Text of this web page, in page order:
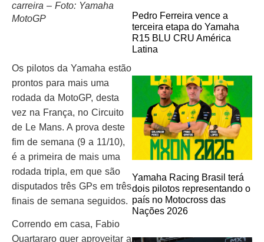
carreira – Foto: Yamaha
MotoGP
Os pilotos da Yamaha estão
prontos para mais uma
rodada da MotoGP, desta
vez na França, no Circuito
de Le Mans. A prova deste
fim de semana (9 a 11/10),
é a primeira de mais uma
rodada tripla, em que são
disputados três GPs em três
finais de semana seguidos.
Correndo em casa, Fabio
Quartararo quer aproveitar a
Pedro Ferreira vence a
terceira etapa do Yamaha
R15 BLU CRU América
Latina
Yamaha Racing Brasil terá
dois pilotos representando o
país no Motocross das
Nações 2026